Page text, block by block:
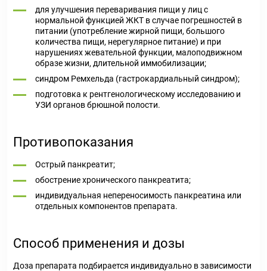
для улучшения переваривания пищи у лиц с
нормальной функцией ЖКТ в случае погрешностей в
питании (употребление жирной пищи, большого
количества пищи, нерегулярное питание) и при
нарушениях жевательной функции, малоподвижном
образе жизни, длительной иммобилизации;
синдром Ремхельда (гастрокардиальный синдром);
подготовка к рентгенологическому исследованию и
УЗИ органов брюшной полости.
Противопоказания
Острый панкреатит;
обострение хронического панкреатита;
индивидуальная непереносимость панкреатина или
отдельных компонентов препарата.
Способ применения и дозы
Доза препарата подбирается индивидуально в зависимости